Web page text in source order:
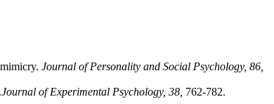
Journal of Personality and Social Psychology, 86,
Journal of Experimental Psychology, 38, 762-782.